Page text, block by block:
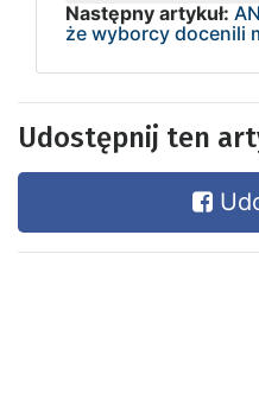
Następny artykuł:
że wyborcy docenili
Udostępnij ten